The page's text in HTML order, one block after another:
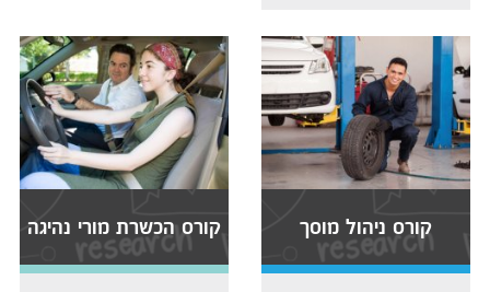
קורס ניהול מוסך קורס הכשרת מורי נהיגה